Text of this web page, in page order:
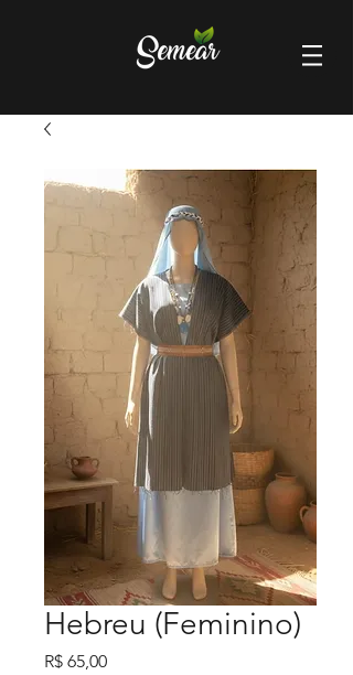
Hebreu (Feminino)
R$ 65,00Preço